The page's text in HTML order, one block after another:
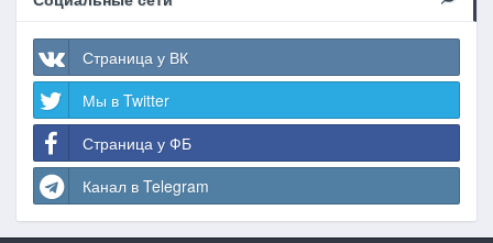
Страница у ВК
Мы в Twitter
Страница у ФБ
Канал в Telegram